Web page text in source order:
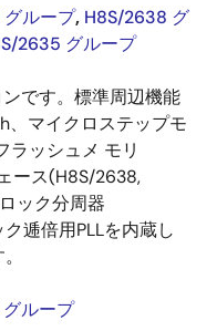
ループ, H8S/2638 グ
2635 グループ
です。標準周辺機能
、マイクロステップモ
ラッシュメ モリ
ース(H8S/2638,
ック分周器
逓倍用PLLを内蔵し
ループ